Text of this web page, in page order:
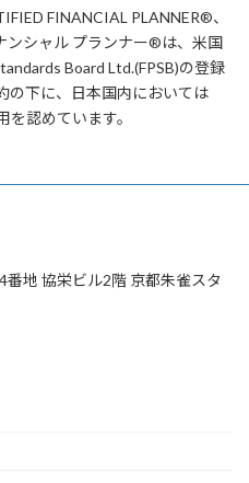
FINANCIAL PLANNER®、
ンシャル プランナー®は、米国
Board Ltd.(FPSB)の登録
の下に、日本国内においては
認めています。
地 協栄ビル2階 京都朱雀スタ